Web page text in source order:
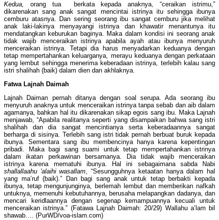
Kedua,
orang tua berkata kepada anaknya, “ceraikan istrimu,”
dikarenakan sang anak sangat mencintai istrinya itu sehingga ibunya
cemburu atasnya. Dan sering seorang ibu sangat cemburu jika melihat
anak laki-lakinya menyayangi istrinya dan khawatir menantunya itu
mendatangkan keburukan baginya. Maka dalam kondisi ini seorang anak
tidak wajib menceraikan istrinya apabila ayah atau ibunya menyuruh
menceraikan istrinya. Tetapi dia harus menyadarkan keduanya dengan
tetap mempertahankan keluarganya, merayu keduanya dengan perkataan
yang lembut sehingga menerima keberadaan istrinya, terlebih kalau sang
istri shalihah (baik) dalam dien dan akhlaknya.
Fatwa Lajnah Daimah
Lajnah Daiman pernah ditanya dengan soal serupa. Ada seorang ibu
menyuruh anaknya untuk menceraikan istrinya tanpa sebab dan aib dalam
agamanya, bahkan hal itu dikarenakan sikap egois sang ibu. Maka Lajnah
menjawab, “Apabila realitanya seperti yang disampaikan bahwa sang istri
shalihah dan dia sangat mencintianya serta keberadaannya sangat
berharga di sisinya. Terlebih sang istri tidak pernah berbuat buruk kepada
ibunya. Sementara sang ibu membencinya hanya karena kepentingan
pribadi. Maka bagi sang suami untuk tetap mempertahankan istrinya
dalam ikatan perkawinan bersamanya. Dia tidak wajib menceraikan
istrinya karena mematuhi ibunya. Hal ini sebagaimana sabda Nabi
shallallaahu 'alaihi wasallam, “Sesungguhnya ketaatan hanya dalam hal
yang ma’ruf (baik).” Dan bagi sang anak untuk tetap berbakti kepada
ibunya, tetap mengunjunginya, berlemah lembut dan memberikan nafkah
untuknya, memenuhi kebutuhannya, berusaha melapangkan dadanya, dan
mencari keridlaannya dengan segenap kemampuannya kecuali untuk
menceraikan istrinya.” (Fatawa Lajnah Daimah: 20/29) Wallahu a’lam bil
shawab…. (PurWD/voa-islam.com)